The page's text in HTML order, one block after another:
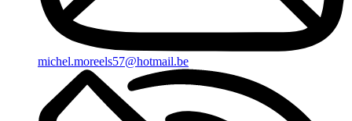
michel.moreels57@hotmail.be